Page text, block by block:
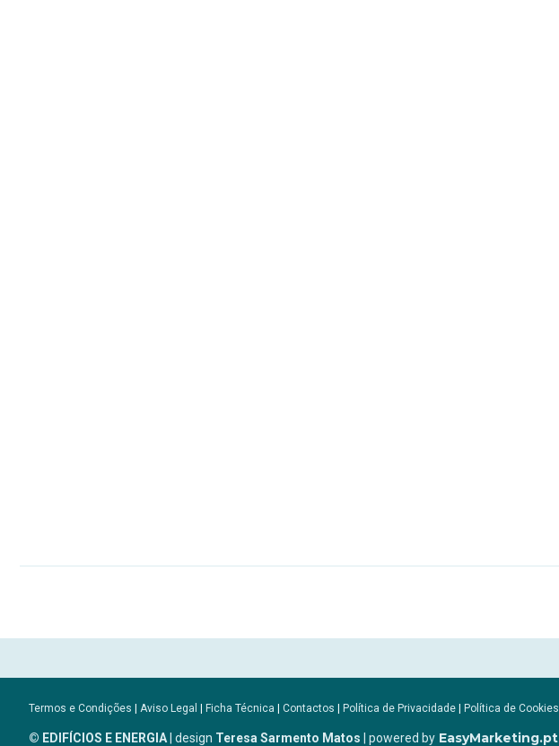
Termos e Condições | Aviso Legal | Ficha Técnica | Contactos | Política de Privacidade | Política de Cookies
© EDIFÍCIOS E ENERGIA| design Teresa Sarmento Matos | powered by EasyMarketing.pt